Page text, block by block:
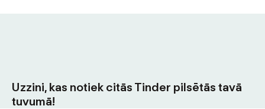
Uzzini, kas notiek citās Tinder pilsētās tavā
tuvumā!